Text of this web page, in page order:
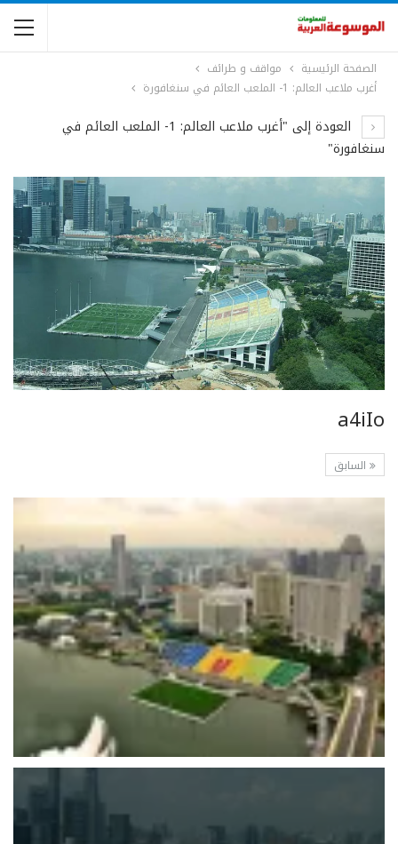
الصفحة الرئيسية
مواقف و طرائف
أغرب ملاعب العالم: 1- الملعب العائم في سنغافورة
العودة إلى "أغرب ملاعب العالم: 1- الملعب العائم في
سنغافورة"
a4iIo
السابق